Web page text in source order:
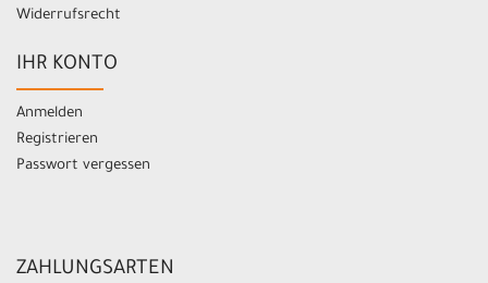
Widerrufsrecht
IHR KONTO
Anmelden
Registrieren
Passwort vergessen
ZAHLUNGSARTEN